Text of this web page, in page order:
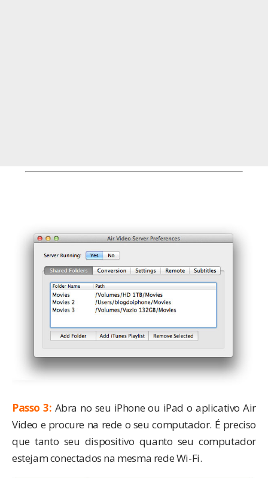
Passo 3: Abra no seu iPhone ou iPad o aplicativo Air
Video e procure na rede o seu computador. É preciso
que tanto seu dispositivo quanto seu computador
estejam conectados na mesma rede Wi-Fi.